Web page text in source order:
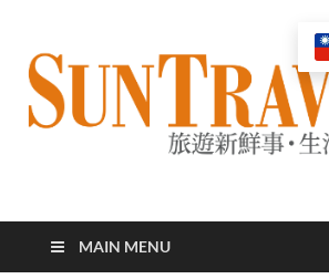
太陽網
MAIN MENU